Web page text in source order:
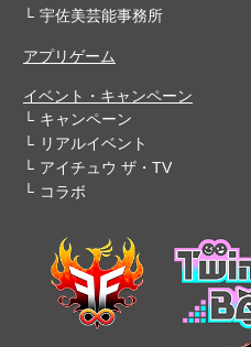
宇佐美芸能事務所
アプリゲーム
イベント・キャンペーン
キャンペーン
リアルイベント
アイチュウ ザ・TV
コラボ